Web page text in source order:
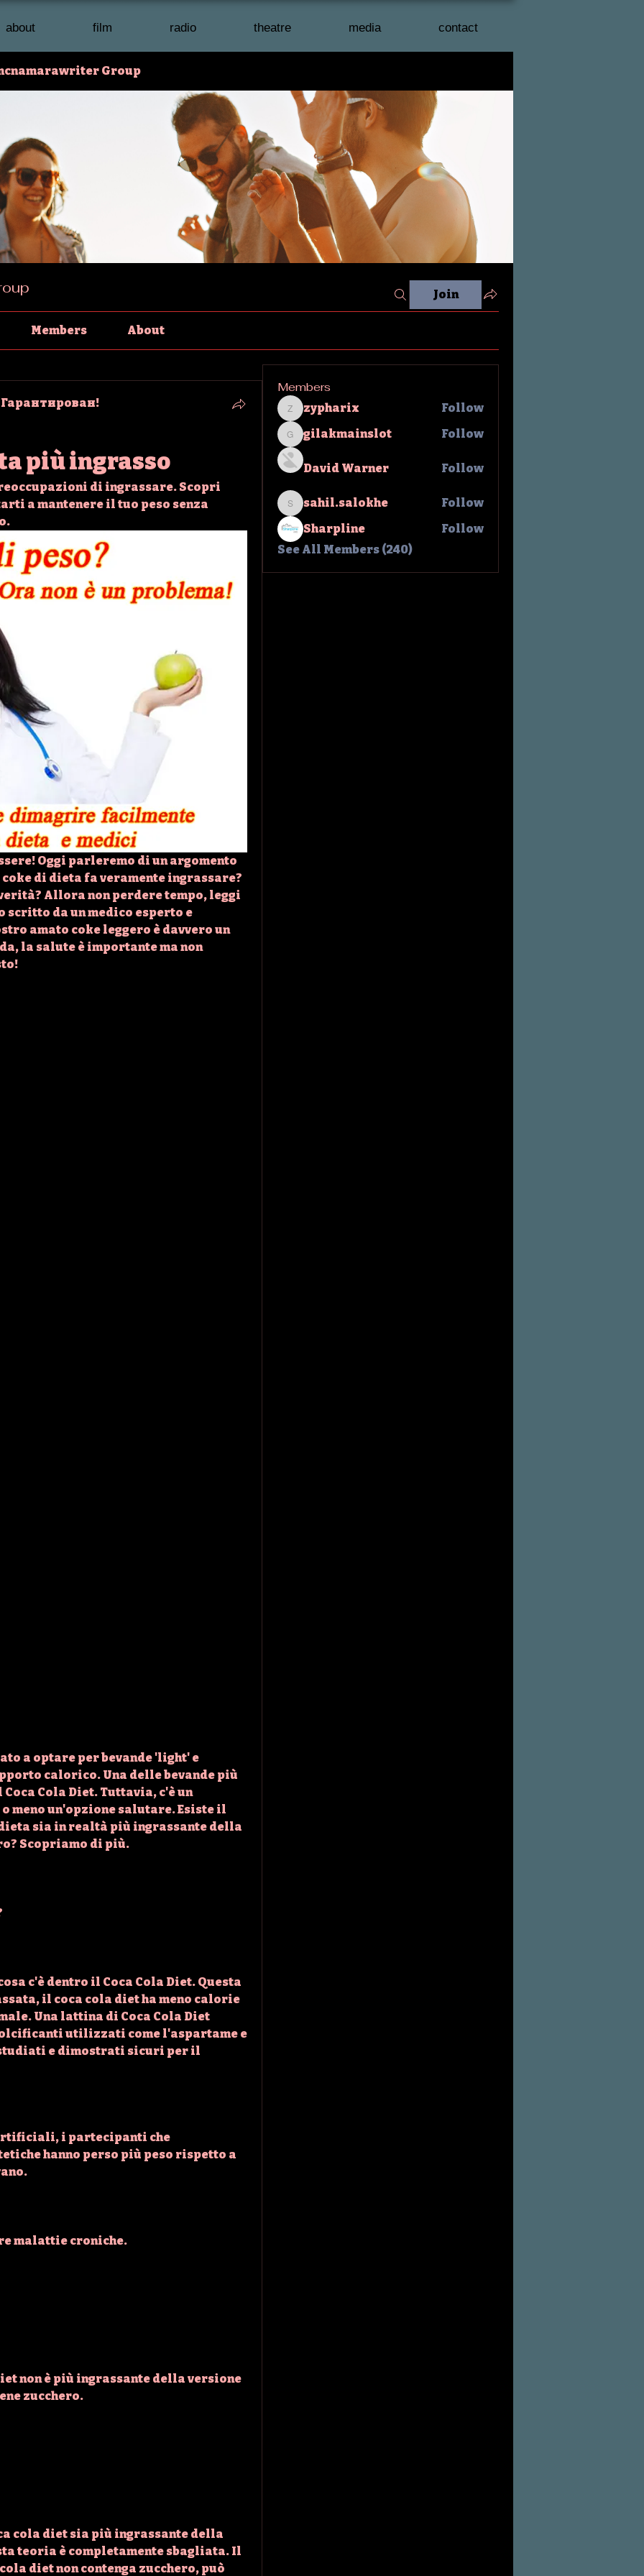
about film radio theatre media contact
Group
Join
Members About
più ingrasso
di ingrassare. Scopri
a mantenere il tuo peso senza
Oggi parleremo di un argomento
di dieta fa veramente ingrassare?
Allora non perdere tempo, leggi
da un medico esperto e
amato coke leggero è davvero un
la salute è importante ma non
calorico. Una delle bevande più
Cola Diet. Tuttavia, c'è un
meno un'opzione salutare. Esiste il
sia in realtà più ingrassante della
Scopriamo di più.
c'è dentro il Coca Cola Diet. Questa
il coca cola diet ha meno calorie
Una lattina di Coca Cola Diet
utilizzati come l'aspartame e
e dimostrati sicuri per il
i partecipanti che
hanno perso più peso rispetto a
malattie croniche.
non è più ingrassante della versione
zucchero.
cola diet sia più ingrassante della
teoria è completamente sbagliata. Il
diet non contenga zucchero, può
Members
zypharix
zypharix Follow
gilakmainslot
gilakmainslot Follow
David Warner Follow
sahil.salokhe
sahil.salokhe
Follow
Sharpline
Follow
See All Members (240)